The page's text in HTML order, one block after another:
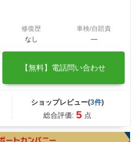
修復歴
なし
車検/自賠責
―
【無料】電話問い合わせ
ショップレビュー(3件)
総合評価: 5 点